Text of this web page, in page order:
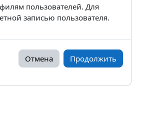
пользователей. Для
записью пользователя.
Отмена Продолжить